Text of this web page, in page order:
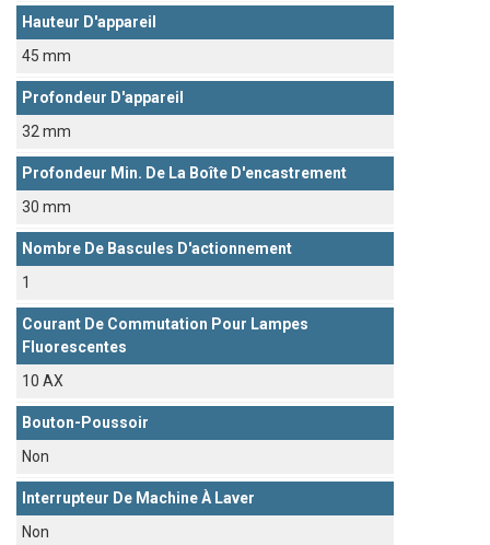
Hauteur D'appareil
45 mm
Profondeur D'appareil
32 mm
Profondeur Min. De La Boîte D'encastrement
30 mm
Nombre De Bascules D'actionnement
1
Courant De Commutation Pour Lampes
Fluorescentes
10 AX
Bouton-Poussoir
Non
Interrupteur De Machine À Laver
Non